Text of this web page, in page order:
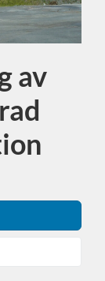
av